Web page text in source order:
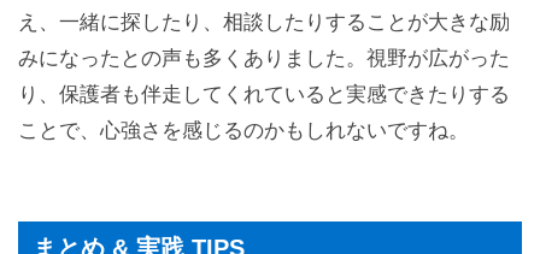
え、一緒に探したり、相談したりすることが大きな励
みになったとの声も多くありました。視野が広がった
り、保護者も伴走してくれていると実感できたりする
ことで、心強さを感じるのかもしれないですね。
まとめ & 実践 TIPS